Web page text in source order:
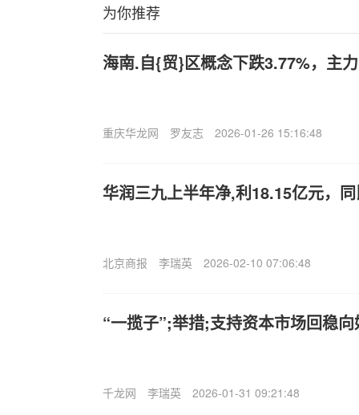
为你推荐
海南.自{贸}区概念下跌3.77%，主
重庆华龙网 罗友志 2026-01-26 15:16:48
华润三九上半年净,利18.15亿元，
北京商报 李瑞英 2026-02-10 07:06:48
“一揽子”;举措;支持资本市场回稳向
千龙网 李瑞英 2026-01-31 09:21:48